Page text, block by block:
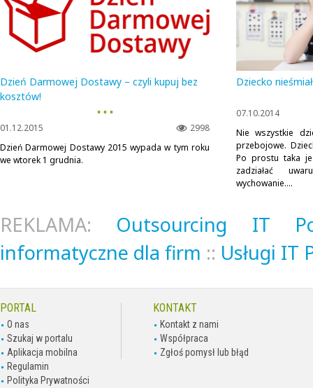
Dzień Darmowej Dostawy – czyli kupuj bez
kosztów!
▪ ▪ ▪
2998
01.12.2015
Dzień Darmowej Dostawy 2015 wypada w tym roku
we wtorek 1 grudnia.
Dziecko
07.10.2014
Nie wszystkie
przebojowe.
Po prostu taka
zadziałać
wychowanie....
REKLAMA: Outsourcing IT
informatyczne dla firm :: Usługi IT
PORTAL
O nas
Szukaj w portalu
Aplikacja mobilna
Regulamin
Polityka Prywatności
KONTAKT
Kontakt z nami
Współpraca
Zgłoś pomysł lub błąd